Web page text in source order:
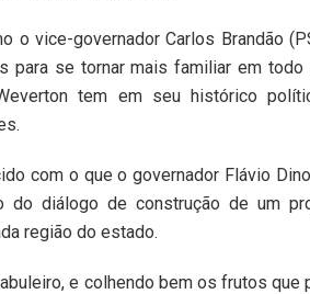
o vice-governador Carlos Brandão
para se tornar mais familiar em
tem em seu histórico
com o que o governador Flávio
do diálogo de construção de um
região do estado.
e colhendo bem os frutos que